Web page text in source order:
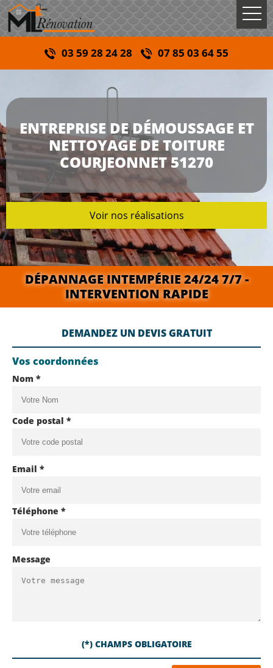
03 59 28 24 28 07 85 03 64 55
ENTREPRISE DE DÉMOUSSAGE ET
NETTOYAGE DE TOITURE
COURJEONNET 51270
Voir nos réalisations
DÉPANNAGE INTEMPÉRIE 24/24 7/7 -
INTERVENTION RAPIDE
DEMANDEZ UN DEVIS GRATUIT
Vos coordonnées
Nom *
Code postal *
Email *
Téléphone *
Message
(*) CHAMPS OBLIGATOIRE